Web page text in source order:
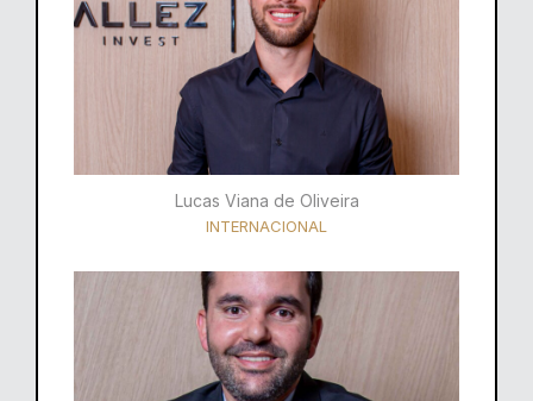
Lucas Viana de Oliveira
INTERNACIONAL